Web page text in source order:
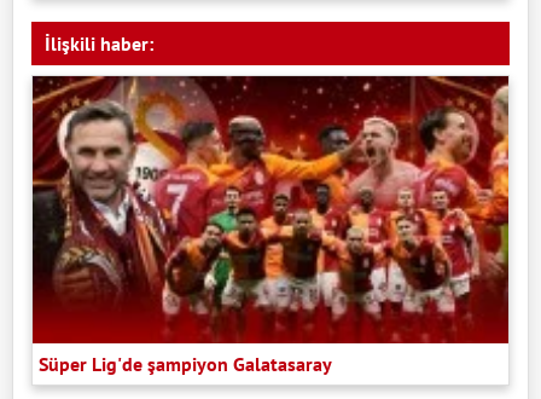
İlişkili haber:
Süper Lig'de şampiyon Galatasaray